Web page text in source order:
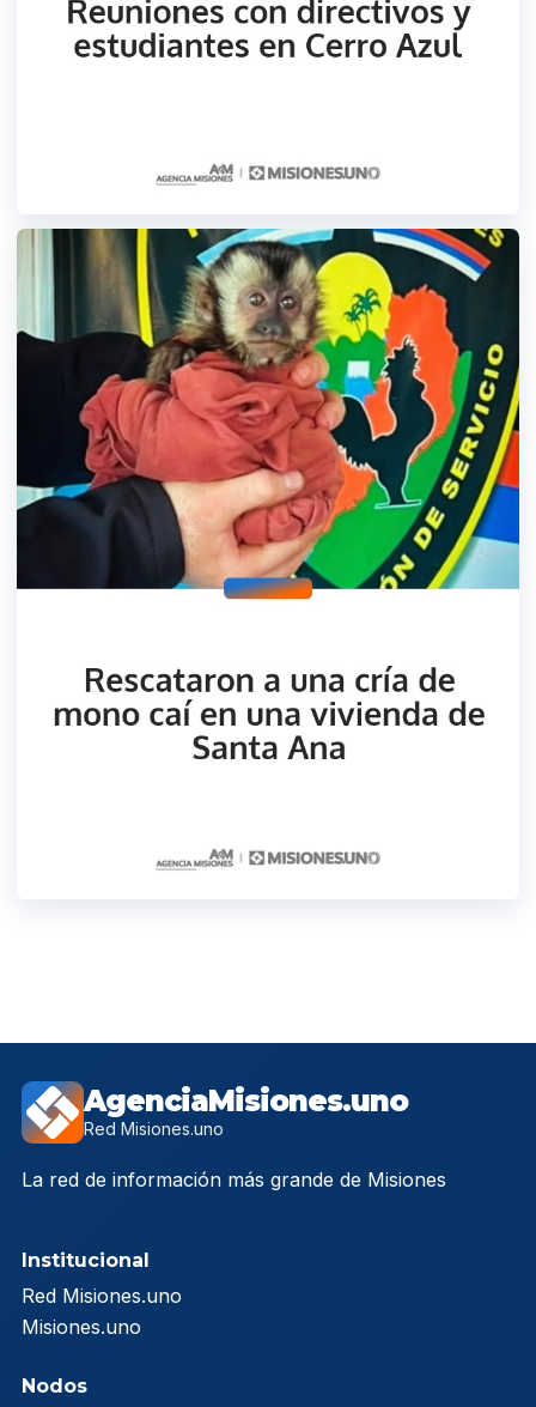
AgenciaMisiones.uno
Red Misiones.uno
La red de información más grande de Misiones
Institucional
Red Misiones.uno
Misiones.uno
Nodos